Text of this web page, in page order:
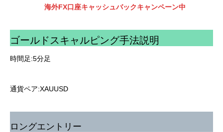
海外FX口座キャッシュバックキャンペーン中
ゴールドスキャルピング手法説明
時間足:5分足
通貨ペア:XAUUSD
ロングエントリー